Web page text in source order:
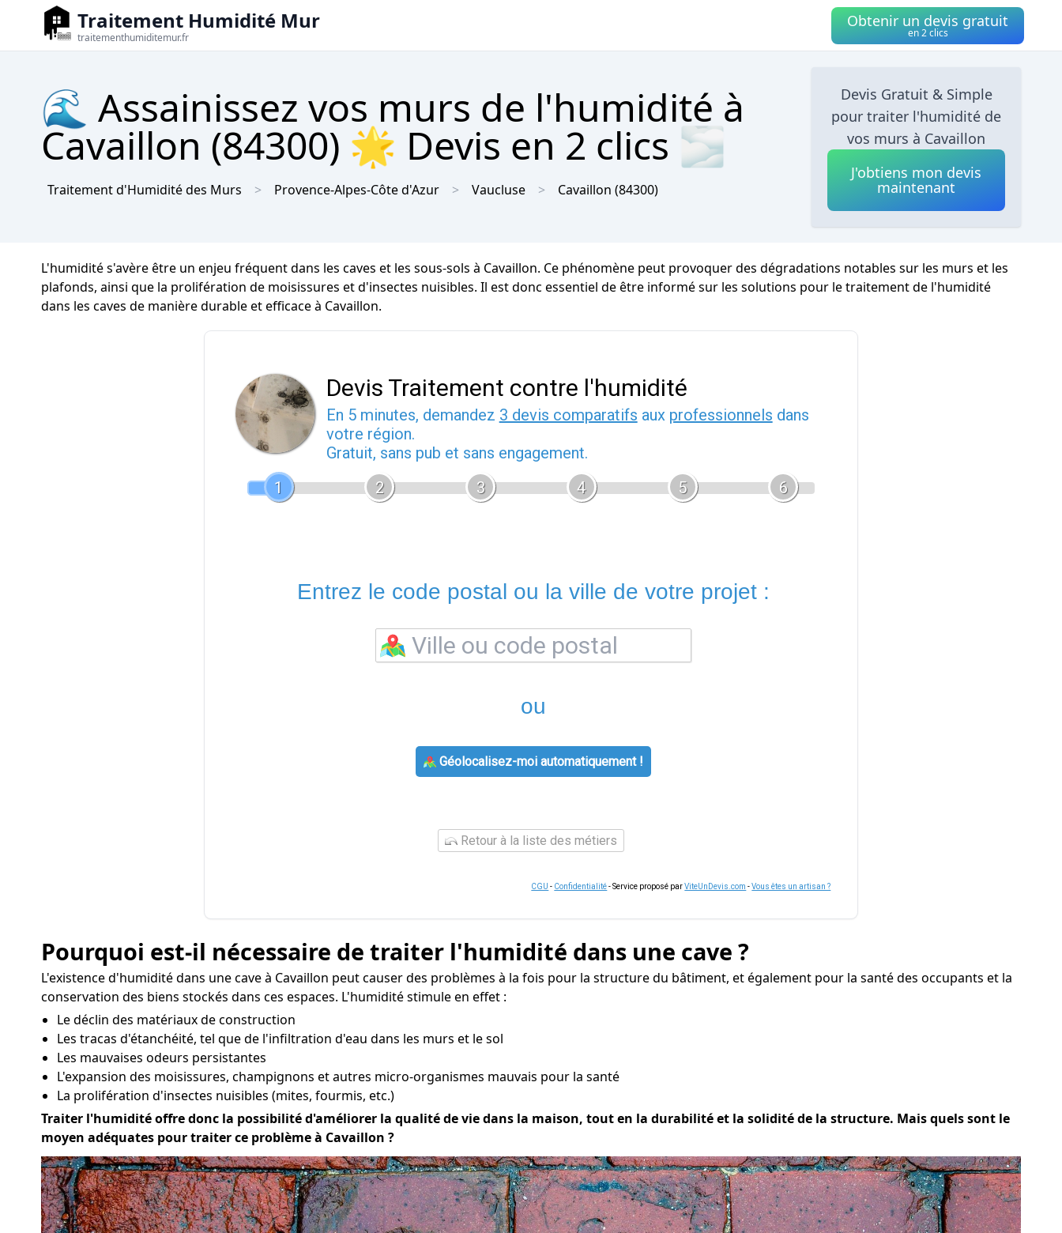
Traitement Humidité Mur
traitementhumiditemur.fr
Obtenir un devis gratuit
en 2 clics
🌊 Assainissez vos murs de l'humidité à
Cavaillon (84300) 🌟 Devis en 2 clics 🌫
Traitement d'Humidité des Murs Provence-Alpes-Côte d'Azur Vaucluse Cavaillon (84300)
Devis Gratuit & Simple
pour traiter l'humidité de
vos murs à Cavaillon
J'obtiens mon devis
maintenant
L'humidité s'avère être un enjeu fréquent dans les caves et les sous-sols à Cavaillon. Ce phénomène peut provoquer des dégradations notables sur les murs et les
plafonds, ainsi que la prolifération de moisissures et d'insectes nuisibles. Il est donc essentiel de être informé sur les solutions pour le traitement de l'humidité
dans les caves de manière durable et efficace à Cavaillon.
Devis Traitement contre l'humidité
En 5 minutes, demandez 3 devis comparatifs aux professionnels dans
votre région.
Gratuit, sans pub et sans engagement.
1
2 3 4 5 6
Entrez le code postal ou la ville de votre projet :
ou
Géolocalisez-moi automatiquement !
Retour à la liste des métiers
CGU - Confidentialité- Service proposé parViteUnDevis.com -Vous êtes un artisan ?
Pourquoi est-il nécessaire de traiter l'humidité dans une cave ?
L'existence d'humidité dans une cave à Cavaillon peut causer des problèmes à la fois pour la structure du bâtiment, et également pour la santé des occupants et la
conservation des biens stockés dans ces espaces. L'humidité stimule en effet :
Le déclin des matériaux de construction
Les tracas d'étanchéité, tel que de l'infiltration d'eau dans les murs et le sol
Les mauvaises odeurs persistantes
L'expansion des moisissures, champignons et autres micro-organismes mauvais pour la santé
La prolifération d'insectes nuisibles (mites, fourmis, etc.)
Traiter l'humidité offre donc la possibilité d'améliorer la qualité de vie dans la maison, tout en la durabilité et la solidité de la structure. Mais quels sont le
moyen adéquates pour traiter ce problème à Cavaillon ?